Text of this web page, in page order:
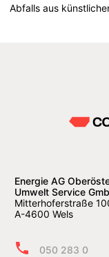
Abfalls aus
Energie AG
Umwelt Service
Mitterhoferstraße
A-4600 Wels
050 283 0